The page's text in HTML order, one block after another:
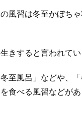
風習は冬至かぼち
きすると言われてい
至風呂」などや、
食べる風習などがあ